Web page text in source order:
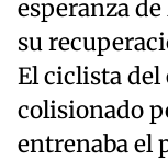
esperanza
su
El ciclista
colisionado
entrenaba el